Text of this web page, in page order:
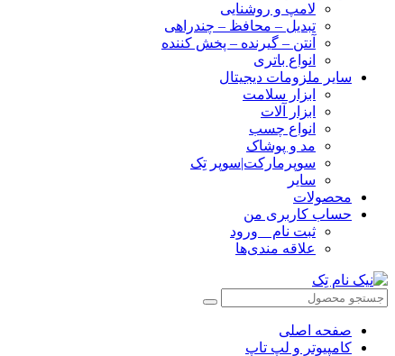
لامپ و روشنایی
تبدیل – محافظ – چندراهی
آنتن – گیرنده – پخش کننده
انواع باتری
سایر ملزومات دیجیتال
ابزار سلامت
ابزار آلات
انواع چسب
مد و پوشاک
سوپرمارکت|سوپر تِک
سایر
محصولات
حساب کاربری من
ثبت نام _ ورود
علاقه مندی‌ها
صفحه اصلی
کامپیوتر و‌‌‌‌‌ لپ تاپ